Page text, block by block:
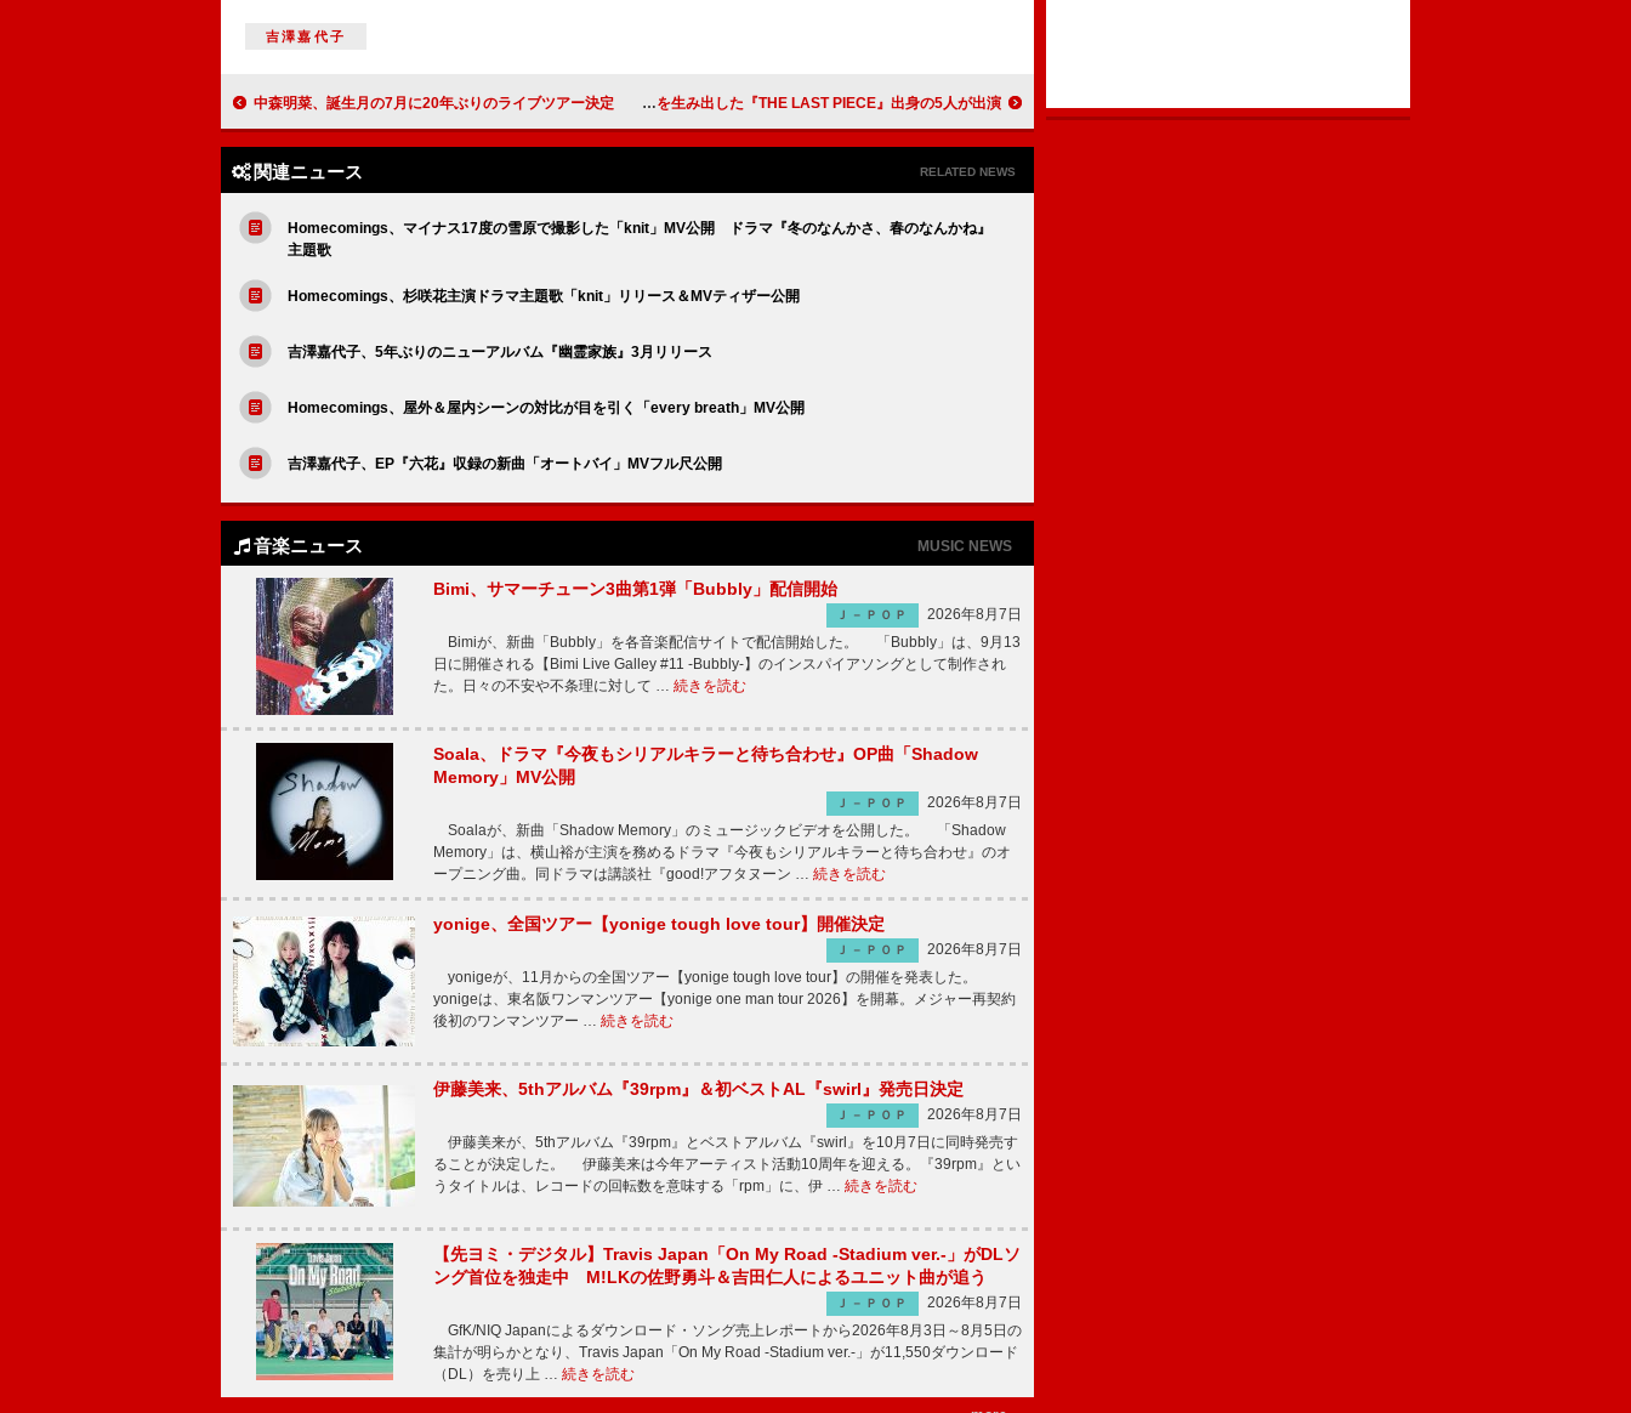
吉澤嘉代子
中森明菜、誕生月の7月に20年ぶりのライブツアー決定 BMSG TRAINEEの冠番組『トレハン！』第3弾、STARGLOWを生み出した『THE LAST PIECE』出身の5人が出演
関連ニュース RELATED NEWS
Homecomings、マイナス17度の雪原で撮影した「knit」MV公開 ドラマ『冬のなんかさ、春のなんかね』
主題歌
Homecomings、杉咲花主演ドラマ主題歌「knit」リリース＆MVティザー公開
吉澤嘉代子、5年ぶりのニューアルバム『幽霊家族』3月リリース
Homecomings、屋外＆屋内シーンの対比が目を引く「every breath」MV公開
吉澤嘉代子、EP『六花』収録の新曲「オートバイ」MVフル尺公開
音楽ニュース MUSIC NEWS
Bimi、サマーチューン3曲第1弾「Bubbly」配信開始
Ｊ－ＰＯＰ
2026年8月7日
Bimiが、新曲「Bubbly」を各音楽配信サイトで配信開始した。 「Bubbly」は、9月13
日に開催される【Bimi Live Galley #11 -Bubbly-】のインスパイアソングとして制作され
た。日々の不安や不条理に対して … 続きを読む
Soala、ドラマ『今夜もシリアルキラーと待ち合わせ』OP曲「Shadow
Memory」MV公開
Ｊ－ＰＯＰ
2026年8月7日
Soalaが、新曲「Shadow Memory」のミュージックビデオを公開した。 「Shadow
Memory」は、横山裕が主演を務めるドラマ『今夜もシリアルキラーと待ち合わせ』のオ
ープニング曲。同ドラマは講談社『good!アフタヌーン … 続きを読む
yonige、全国ツアー【yonige tough love tour】開催決定
Ｊ－ＰＯＰ
2026年8月7日
yonigeが、11月からの全国ツアー【yonige tough love tour】の開催を発表した。
yonigeは、東名阪ワンマンツアー【yonige one man tour 2026】を開幕。メジャー再契約
後初のワンマンツアー … 続きを読む
伊藤美来、5thアルバム『39rpm』＆初ベストAL『swirl』発売日決定
Ｊ－ＰＯＰ
2026年8月7日
伊藤美来が、5thアルバム『39rpm』とベストアルバム『swirl』を10月7日に同時発売す
ることが決定した。 伊藤美来は今年アーティスト活動10周年を迎える。『39rpm』とい
うタイトルは、レコードの回転数を意味する「rpm」に、伊 … 続きを読む
【先ヨミ・デジタル】Travis Japan「On My Road -Stadium ver.-」がDLソ
ング首位を独走中 M!LKの佐野勇斗＆吉田仁人によるユニット曲が追う
Ｊ－ＰＯＰ
2026年8月7日
GfK/NIQ Japanによるダウンロード・ソング売上レポートから2026年8月3日～8月5日の
集計が明らかとなり、Travis Japan「On My Road -Stadium ver.-」が11,550ダウンロード
（DL）を売り上 … 続きを読む